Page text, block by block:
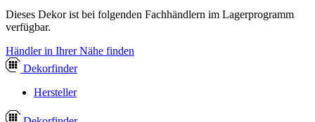
Dieses Dekor ist bei folgenden Fachhändlern im Lagerprogramm
verfügbar.
Händler in Ihrer Nähe finden
Dekorfinder
Hersteller